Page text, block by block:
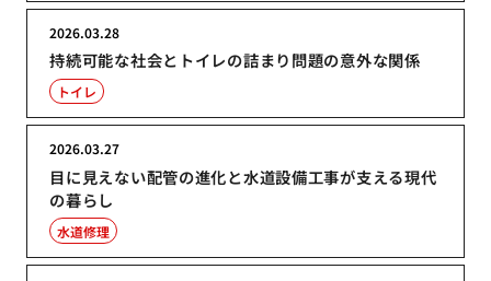
持続可能な社会とトイレの詰まり問題の意外な関係
2026.03.28
トイレ
目に見えない配管の進化と水道設備工事が支える現代
の暮らし
2026.03.27
水道修理